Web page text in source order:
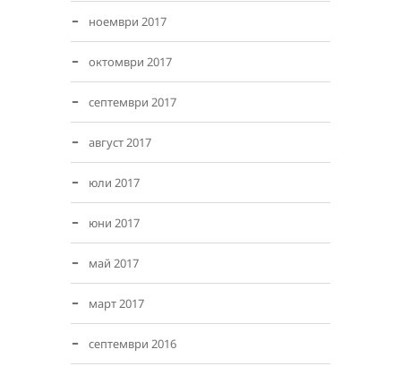
ноември 2017
октомври 2017
септември 2017
август 2017
юли 2017
юни 2017
май 2017
март 2017
септември 2016